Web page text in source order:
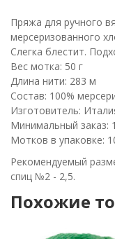
Пряжа для ручного
мерсеризованного
Слегка блестит.
Вес мотка: 50 г
Длина нити: 283 м
Состав: 100%
Изготовитель:
Минимальный заказ:
Мотков в упаковке:
Рекомендуемый
спиц №2 - 2,5.
Похожие